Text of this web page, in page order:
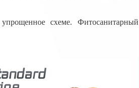
схеме. Фитосанитарный